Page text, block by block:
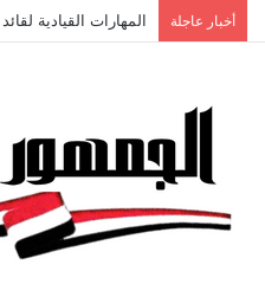
أخبار عاجلة